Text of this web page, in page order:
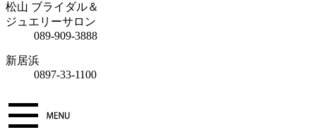
松山 ブライダル＆
ジュエリーサロン
089-909-3888
新居浜
0897-33-1100